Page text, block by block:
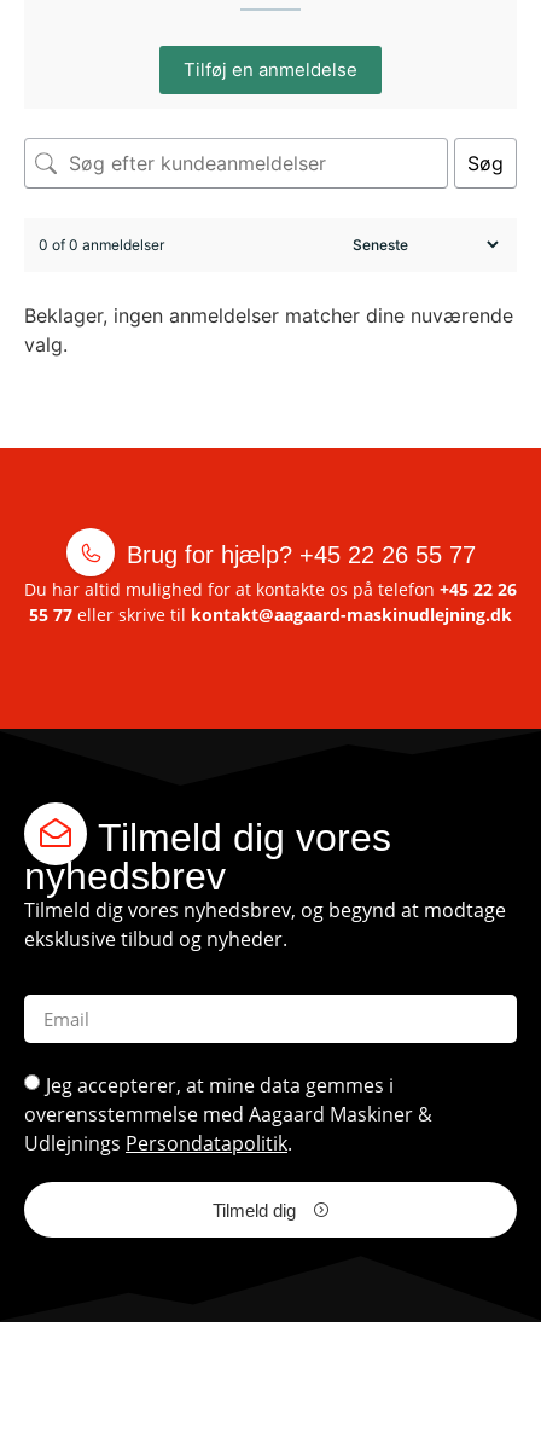
Tilføj en anmeldelse
Søg
0 of 0 anmeldelser
Beklager, ingen anmeldelser matcher dine nuværende
valg.
Brug for hjælp? +45 22 26 55 77
Du har altid mulighed for at kontakte os på telefon +45 22 26
55 77 eller skrive til kontakt@aagaard-maskinudlejning.dk
Tilmeld dig vores
nyhedsbrev
Tilmeld dig vores nyhedsbrev, og begynd at modtage
eksklusive tilbud og nyheder.
Jeg accepterer, at mine data gemmes i
overensstemmelse med Aagaard Maskiner &
Udlejnings Persondatapolitik.
Tilmeld dig